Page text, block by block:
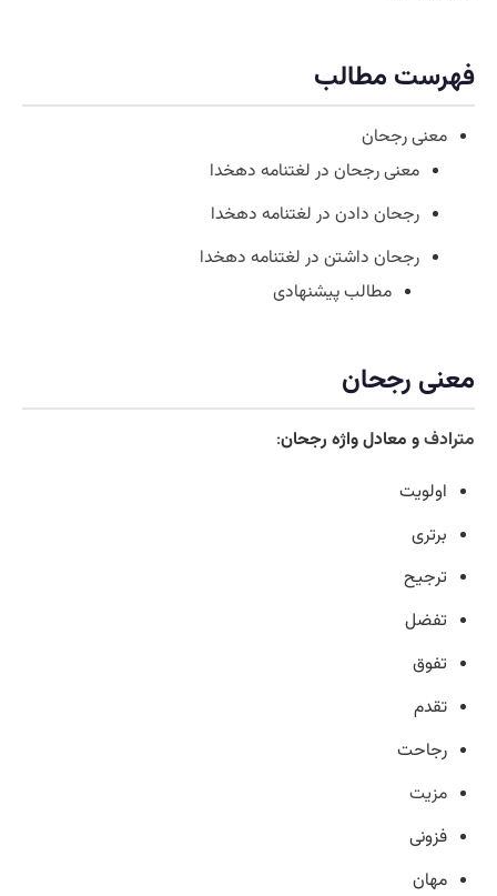
فهرست مطالب
معنی رجحان
معنی رجحان در لغتنامه دهخدا
رجحان دادن در لغتنامه دهخدا
رجحان داشتن در لغتنامه دهخدا
مطالب پیشنهادی
معنی رجحان
مترادفو معادل واژه رجحان:
اولویت
برتری
ترجیح
تفضل
تفوق
تقدم
رجاحت
مزیت
فزونی
مهان